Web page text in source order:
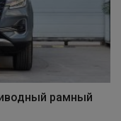
рамный